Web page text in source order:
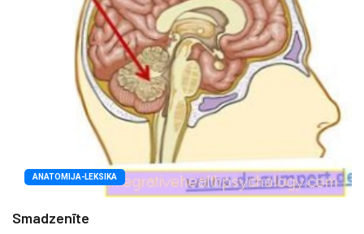
ANATOMIJA-LEKSIKA
Smadzenīte